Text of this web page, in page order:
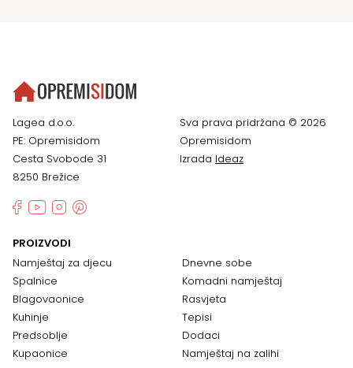
Lagea d.o.o.
PE: Opremisidom
Cesta Svobode 31
8250 Brežice
Sva prava pridržana © 2026
Opremisidom
Izrada Ideaz
PROIZVODI
Namještaj za djecu
Spalnice
Blagovaonice
Kuhinje
Predsoblje
Kupaonice
Dnevne sobe
Komadni namještaj
Rasvjeta
Tepisi
Dodaci
Namještaj na zalihi